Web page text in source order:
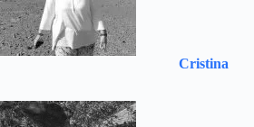
Cristina